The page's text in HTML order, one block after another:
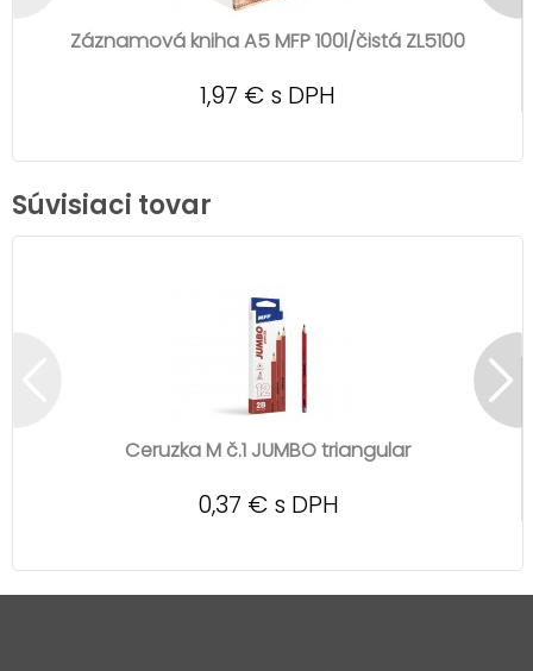
Záznamová kniha A5 MFP 100l/čistá ZL5100
1,97 € s DPH
Súvisiaci tovar
Ceruzka M č.1 JUMBO triangular
0,37 € s DPH